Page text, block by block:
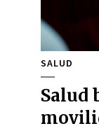
SALUD
Salud